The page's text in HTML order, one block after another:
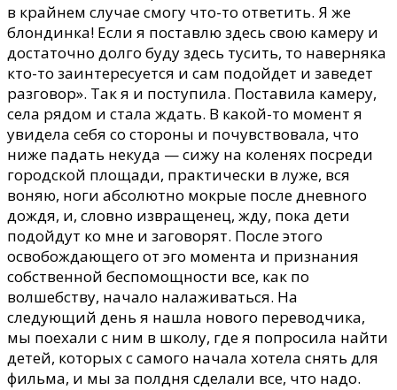
в крайнем случае смогу что-то ответить. Я же
блондинка! Если я поставлю здесь свою камеру и
достаточно долго буду здесь тусить, то наверняка
кто-то заинтересуется и сам подойдет и заведет
разговор». Так я и поступила. Поставила камеру,
села рядом и стала ждать. В какой-то момент я
увидела себя со стороны и почувствовала, что
ниже падать некуда — сижу на коленях посреди
городской площади, практически в луже, вся
воняю, ноги абсолютно мокрые после дневного
дождя, и, словно извращенец, жду, пока дети
подойдут ко мне и заговорят. После этого
освобождающего от эго момента и признания
собственной беспомощности все, как по
волшебству, начало налаживаться. На
следующий день я нашла нового переводчика,
мы поехали с ним в школу, где я попросила найти
детей, которых с самого начала хотела снять для
фильма, и мы за полдня сделали все, что надо.